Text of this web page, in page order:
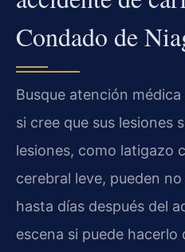
Condado de
Busque atención
si cree que sus lesiones
lesiones, como latigazo
cerebral leve, pueden
hasta días después del
escena si puede hacerlo